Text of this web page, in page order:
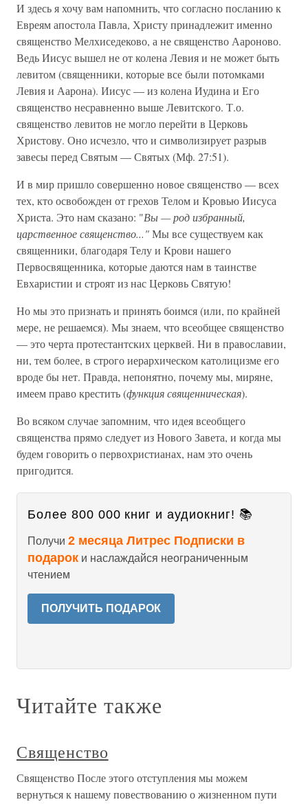
И здесь я хочу вам напомнить, что согласно посланию к
Евреям апостола Павла, Христу принадлежит именно
священство Мелхиседеково, а не священство Аароново.
Ведь Иисус вышел не от колена Левия и не может быть
левитом (священники, которые все были потомками
Левия и Аарона). Иисус — из колена Иудина и Его
священство несравненно выше Левитского. Т.о.
священство левитов не могло перейти в Церковь
Христову. Оно исчезло, что и символизирует разрыв
завесы перед Святым — Святых (Мф. 27:51).
И в мир пришло совершенно новое священство — всех
тех, кто освобожден от грехов Телом и Кровью Иисуса
Христа. Это нам сказано: "Вы — род избранный,
царственное священство..."Мы все существуем как
священники, благодаря Телу и Крови нашего
Первосвященника, которые даются нам в таинстве
Евхаристии и строят из нас Церковь Святую!
Но мы это признать и принять боимся (или, по крайней
мере, не решаемся). Мы знаем, что всеобщее священство
— это черта протестантских церквей. Ни в православии,
ни, тем более, в строго иерархическом католицизме его
вроде бы нет. Правда, непонятно, почему мы, миряне,
имеем право крестить (функция священническая).
Во всяком случае запомним, что идея всеобщего
священства прямо следует из Нового Завета, и когда мы
будем говорить о первохристианах, нам это очень
пригодится.
Более 800 000 книг и аудиокниг! 📚
Получи 2 месяца Литрес Подписки в
подарок и наслаждайся неограниченным
чтением
ПОЛУЧИТЬ ПОДАРОК
Читайте также
Священство
Священство После этого отступления мы можем
вернуться к нашему повествованию о жизненном пути